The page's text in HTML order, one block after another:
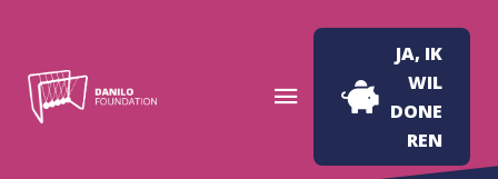
JA, IK
WIL
DONE
REN